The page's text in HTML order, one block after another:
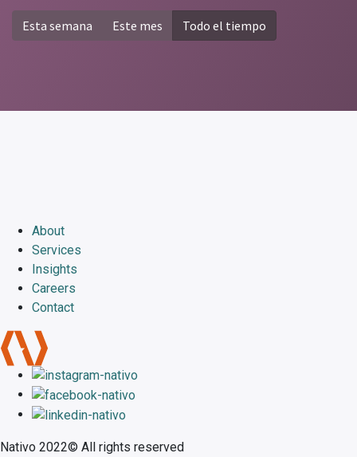
About
Esta semana Este mes Todo el tiempo
About
Services
Insights
Careers
Contact
Nativo 2022© All rights reserved